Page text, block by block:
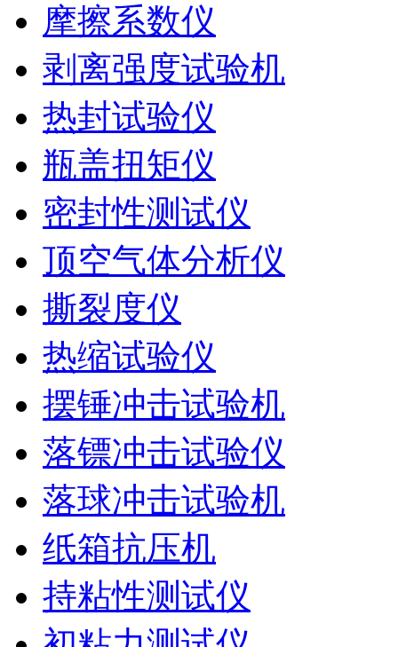
摩擦系数仪
剥离强度试验机
热封试验仪
瓶盖扭矩仪
密封性测试仪
顶空气体分析仪
撕裂度仪
热缩试验仪
摆锤冲击试验机
落镖冲击试验仪
落球冲击试验机
纸箱抗压机
持粘性测试仪